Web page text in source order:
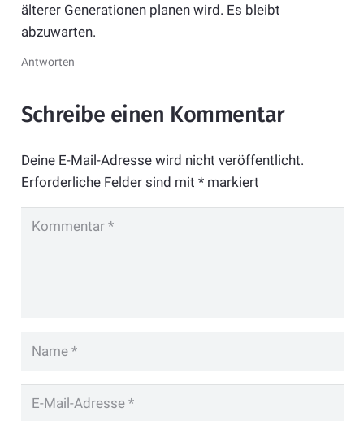
älterer Generationen planen wird. Es bleibt
abzuwarten.
Antworten
Schreibe einen Kommentar
Deine E-Mail-Adresse wird nicht veröffentlicht.
Erforderliche Felder sind mit *markiert